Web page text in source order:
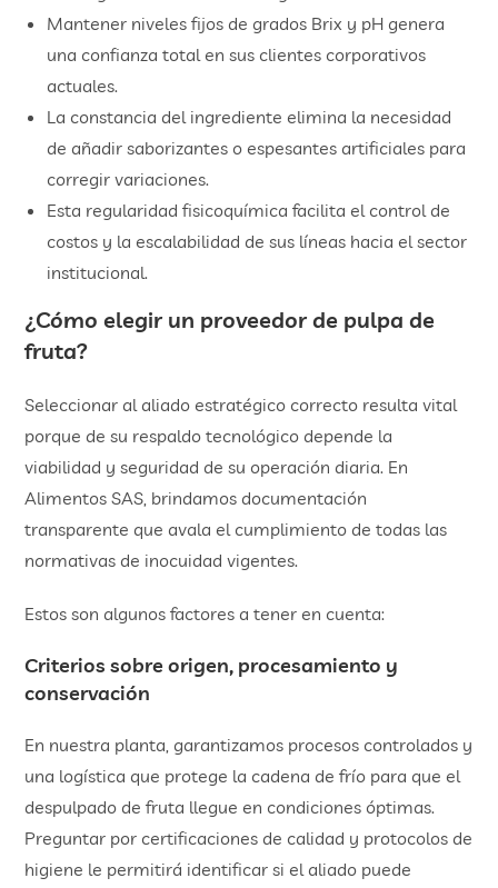
Mantener niveles fijos de grados Brix y pH genera
una confianza total en sus clientes corporativos
actuales.
La constancia del ingrediente elimina la necesidad
de añadir saborizantes o espesantes artificiales para
corregir variaciones.
Esta regularidad fisicoquímica facilita el control de
costos y la escalabilidad de sus líneas hacia el sector
institucional.
¿Cómo elegir un proveedor de pulpa de
fruta?
Seleccionar al aliado estratégico correcto resulta vital
porque de su respaldo tecnológico depende la
viabilidad y seguridad de su operación diaria. En
Alimentos SAS, brindamos documentación
transparente que avala el cumplimiento de todas las
normativas de inocuidad vigentes.
Estos son algunos factores a tener en cuenta:
Criterios sobre origen, procesamiento y
conservación
En nuestra planta, garantizamos procesos controlados y
una logística que protege la cadena de frío para que el
despulpado de fruta llegue en condiciones óptimas.
Preguntar por certificaciones de calidad y protocolos de
higiene le permitirá identificar si el aliado puede